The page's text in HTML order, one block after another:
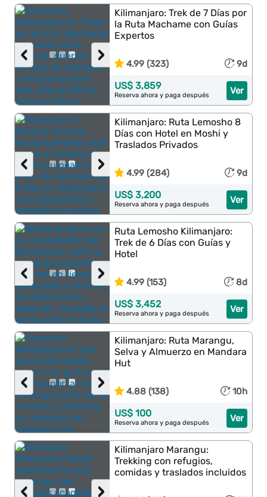
›
‹
Kilimanjaro: Trek de 7 Días por
la Ruta Machame con Guías
Expertos
4.99 (323) 9d
Ver
US$ 3,859
Reserva ahora y paga después
›
‹
Kilimanjaro: Ruta Lemosho 8
Días con Hotel en Moshi y
Traslados Privados
4.99 (284) 9d
Ver
US$ 3,200
Reserva ahora y paga después
›
‹
Ruta Lemosho Kilimanjaro:
Trek de 6 Días con Guías y
Hotel
4.99 (153) 8d
Ver
US$ 3,452
Reserva ahora y paga después
›
‹
Kilimanjaro: Ruta Marangu,
Selva y Almuerzo en Mandara
Hut
4.88 (138) 10h
Ver
US$ 100
Reserva ahora y paga después
›
‹
Kilimanjaro Marangu:
Trekking con refugios,
comidas y traslados incluidos